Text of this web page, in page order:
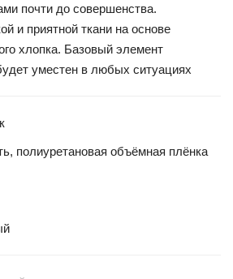
почти до совершенства.
и приятной ткани на основе
хлопка. Базовый элемент
уместен в любых ситуациях
полиуретановая объёмная плёнка